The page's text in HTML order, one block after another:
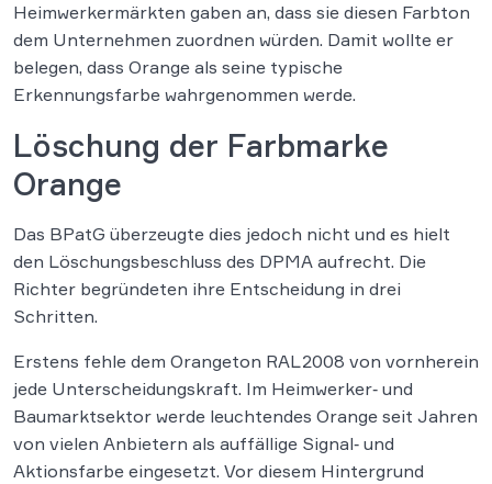
Heimwerkermärkten gaben an, dass sie diesen Farbton
dem Unternehmen zuordnen würden. Damit wollte er
belegen, dass Orange als seine typische
Erkennungsfarbe wahrgenommen werde.
Löschung der Farbmarke
Orange
Das BPatG überzeugte dies jedoch nicht und es hielt
den Löschungsbeschluss des DPMA aufrecht. Die
Richter begründeten ihre Entscheidung in drei
Schritten.
Erstens fehle dem Orangeton RAL 2008 von vornherein
jede Unterscheidungskraft. Im Heimwerker‑ und
Baumarktsektor werde leuchtendes Orange seit Jahren
von vielen Anbietern als auffällige Signal‑ und
Aktionsfarbe eingesetzt. Vor diesem Hintergrund